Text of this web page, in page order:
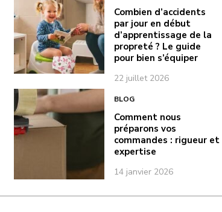
Combien d’accidents
par jour en début
d’apprentissage de la
propreté ? Le guide
pour bien s’équiper
22 juillet 2026
BLOG
Comment nous
préparons vos
commandes : rigueur et
expertise
14 janvier 2026